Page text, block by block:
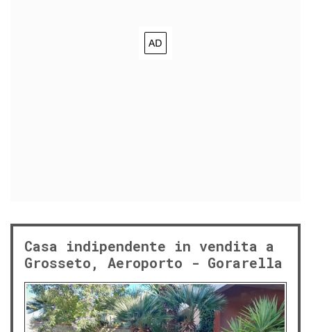
Casa indipendente in vendita a
Grosseto, Aeroporto - Gorarella